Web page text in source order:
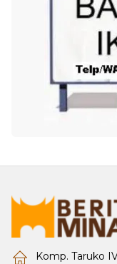
Komp. Taruko